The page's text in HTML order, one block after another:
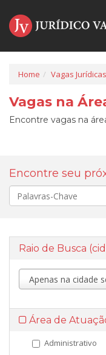
Home Vagas Jurídicas
Vagas na
Encontre vagas na
Encontre seu
Palavra-
chave
Raio de Busca
Área de
Administrativo